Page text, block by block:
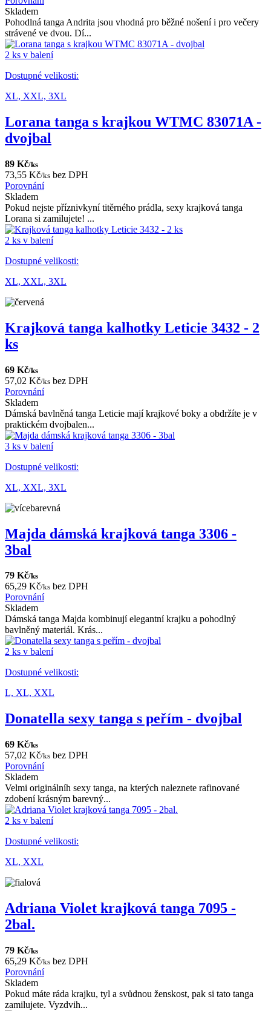
Skladem
Pohodlná tanga Andrita jsou vhodná pro běžné nošení i pro večery
strávené ve dvou. Dí...
2 ks v balení
Dostupné velikosti:
XL, XXL, 3XL
Lorana tanga s krajkou WTMC 83071A -
dvojbal
89 Kč/ks
73,55 Kč/ks bez DPH
Porovnání
Skladem
Pokud nejste příznivkyní titěrného prádla, sexy krajková tanga
Lorana si zamilujete! ...
2 ks v balení
Dostupné velikosti:
XL, XXL, 3XL
Krajková tanga kalhotky Leticie 3432 - 2
ks
69 Kč/ks
57,02 Kč/ks bez DPH
Porovnání
Skladem
Dámská bavlněná tanga Leticie mají krajkové boky a obdržíte je v
praktickém dvojbalen...
3 ks v balení
Dostupné velikosti:
XL, XXL, 3XL
Majda dámská krajková tanga 3306 -
3bal
79 Kč/ks
65,29 Kč/ks bez DPH
Porovnání
Skladem
Dámská tanga Majda kombinují elegantní krajku a pohodlný
bavlněný materiál. Krás...
2 ks v balení
Dostupné velikosti:
L, XL, XXL
Donatella sexy tanga s peřím - dvojbal
69 Kč/ks
57,02 Kč/ks bez DPH
Porovnání
Skladem
Velmi originálníh sexy tanga, na kterých naleznete rafinované
zdobení krásným barevný...
2 ks v balení
Dostupné velikosti:
XL, XXL
Adriana Violet krajková tanga 7095 -
2bal.
79 Kč/ks
65,29 Kč/ks bez DPH
Porovnání
Skladem
Pokud máte ráda krajku, tyl a svůdnou ženskost, pak si tato tanga
zamilujete. Vyzdvih...